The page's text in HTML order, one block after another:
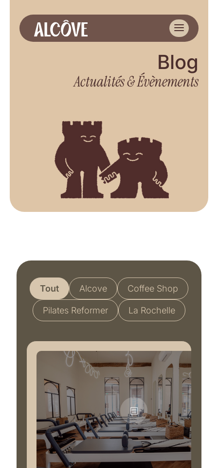
Blog
Actualités & Évènements
Tout Alcove Coffee Shop
Pilates Reformer La Rochelle